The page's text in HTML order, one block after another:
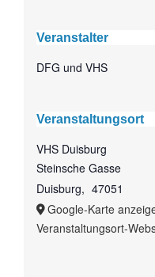
Veranstalter
DFG und VHS
Veranstaltungsort
VHS Duisburg
Steinsche Gasse
Duisburg, 47051
Google-Karte
Veranstaltungsort-